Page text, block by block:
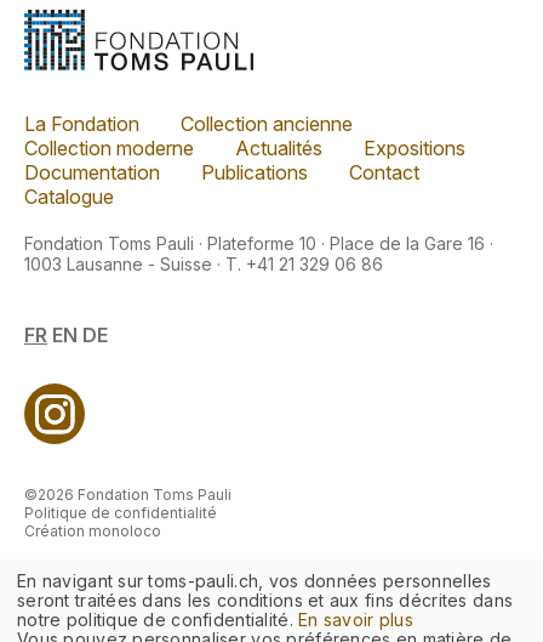
La Fondation
Collection ancienne
Collection moderne
Actualités
Expositions
Documentation
Publications
Contact
Catalogue
Fondation Toms Pauli · Plateforme 10 · Place de la Gare 16 ·
1003 Lausanne - Suisse · T. +41 21 329 06 86
FR EN DE
©2026 Fondation Toms Pauli
Politique de confidentialité
Création monoloco
En navigant sur toms-pauli.ch, vos données personnelles
seront traitées dans les conditions et aux fins décrites dans
notre politique de confidentialité.En savoir plus